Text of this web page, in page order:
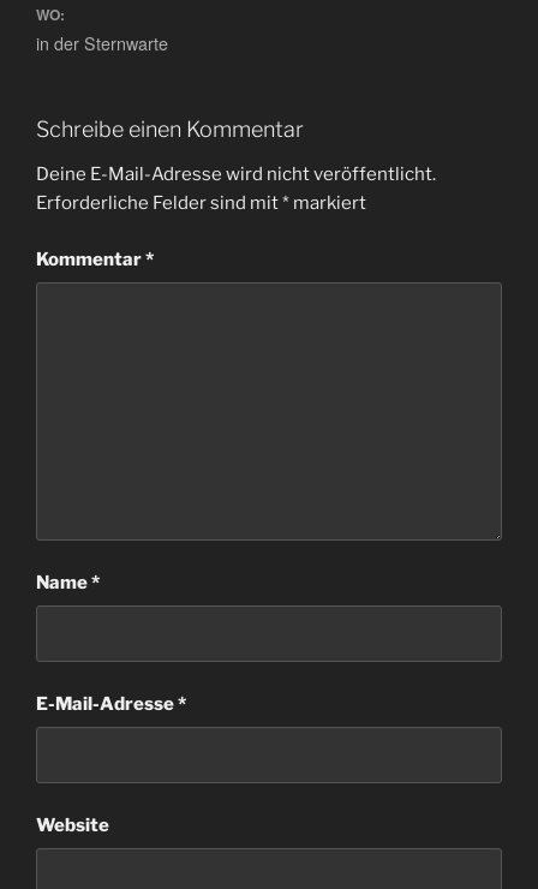
WO:
in der Sternwarte
Schreibe einen Kommentar
Deine E-Mail-Adresse wird nicht veröffentlicht.
Erforderliche Felder sind mit* markiert
Kommentar*
Name*
E-Mail-Adresse*
Website